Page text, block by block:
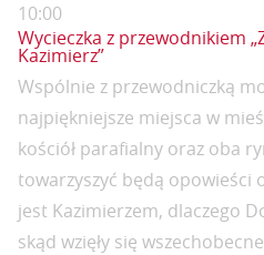
10:00
Wycieczka z przewodnikiem
Kazimierz”
Wspólnie z przewodniczką
najpiękniejsze miejsca w
kościół parafialny oraz oba
towarzyszyć będą opowieści
jest Kazimierzem, dlaczego
skąd wzięły się